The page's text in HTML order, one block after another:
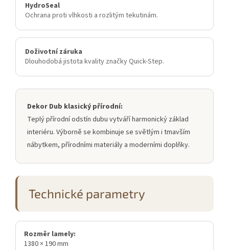
HydroSeal
Ochrana proti vlhkosti a rozlitým tekutinám.
Doživotní záruka
Dlouhodobá jistota kvality značky Quick-Step.
Dekor Dub klasický přírodní:
Teplý přírodní odstín dubu vytváří harmonický základ
interiéru. Výborně se kombinuje se světlým i tmavším
nábytkem, přírodními materiály a moderními doplňky.
Technické parametry
Rozměr lamely:
1380 × 190 mm